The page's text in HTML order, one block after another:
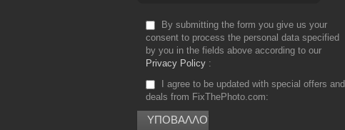
By submitting the form you give us your
consent to process the personal data specified
by you in the fields above according to our
Privacy Policy
I agree to be updated with special offers and
deals from FixThePhoto.com